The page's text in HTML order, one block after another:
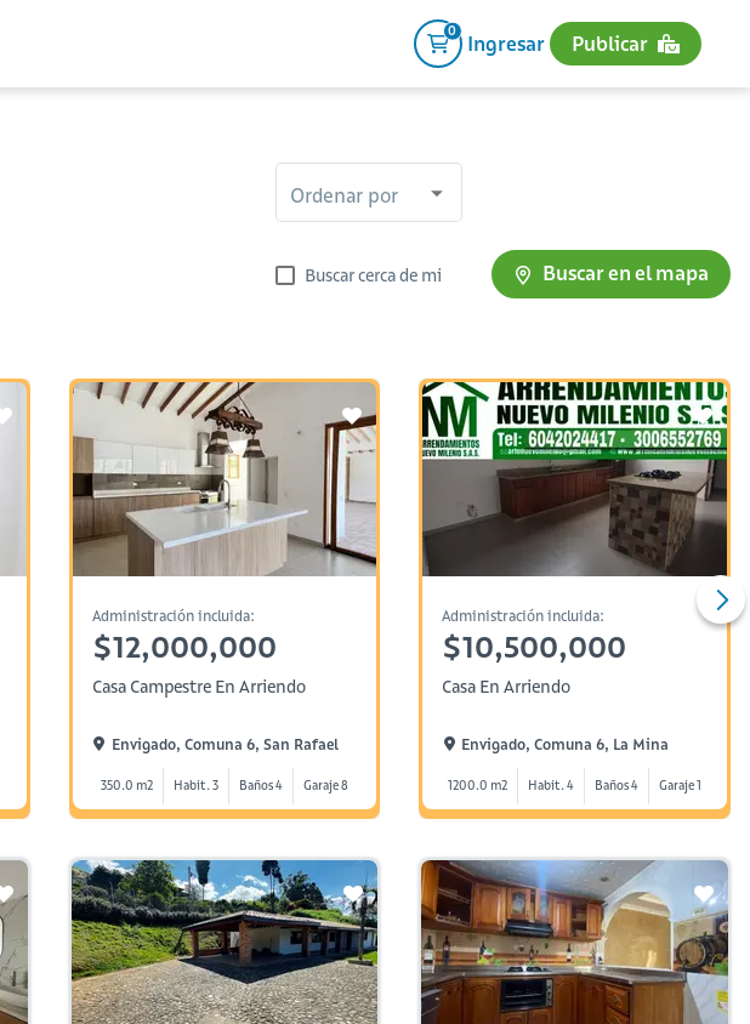
0
Ingresar Publicar
Ordenar por
Buscar cerca de mi Buscar en el mapa
Administración incluida:
$12,000,000
Casa Campestre En Arriendo
Envigado, Comuna 6, San Rafael
350.0 m2 Habit. 3 Baños 4 Garaje 8
Administración incluida:
$10,500,000
Casa En Arriendo
Envigado, Comuna 6, La Mina
1200.0 m2 Habit. 4 Baños 4 Garaje 1